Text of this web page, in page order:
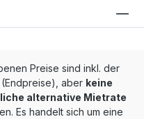
Preise sind inkl. der
aber keine
alternative Mietrate
Es handelt sich um eine